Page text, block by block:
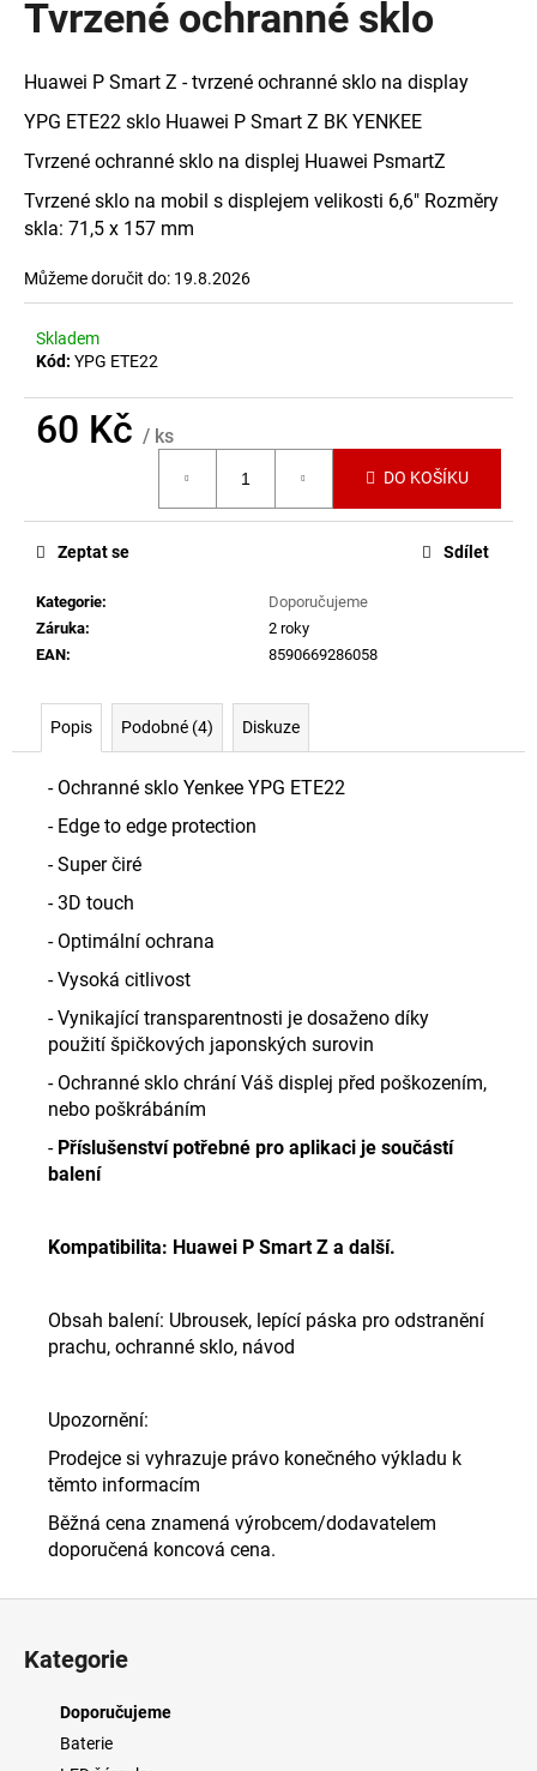
Tvrzené ochranné sklo
Huawei P Smart Z - tvrzené ochranné sklo na display
YPG ETE22 sklo Huawei P Smart Z BK YENKEE
Tvrzené ochranné sklo na displej Huawei PsmartZ
Tvrzené sklo na mobil s displejem velikosti 6,6" Rozměry
skla: 71,5 x 157 mm
Můžeme doručit do: 19.8.2026
Skladem
Kód: YPG ETE22
60 Kč / ks
DO KOŠÍKU
Kategorie:
Doporučujeme
Záruka:
2 roky
EAN: 8590669286058
Zeptat se Sdílet
Popis Podobné (4) Diskuze
- Ochranné sklo Yenkee YPG ETE22
- Edge to edge protection
- Super čiré
- 3D touch
- Optimální ochrana
- Vysoká citlivost
- Vynikající transparentnosti je dosaženo díky
použití špičkových japonských surovin
- Ochranné sklo chrání Váš displej před poškozením,
nebo poškrábáním
- Příslušenství potřebné pro aplikaci je součástí
balení
Kompatibilita: Huawei P Smart Z a další.
Obsah balení: Ubrousek, lepící páska pro odstranění
prachu, ochranné sklo, návod
Upozornění:
Prodejce si vyhrazuje právo konečného výkladu k
těmto informacím
Běžná cena znamená výrobcem/dodavatelem
doporučená koncová cena.
a
í
t
?
HLEDAT
u
e
m
PLOCHÁ
ALKALICKÁ
ENERGIZER
3LR12
Kategorie
Doporučujeme
Baterie